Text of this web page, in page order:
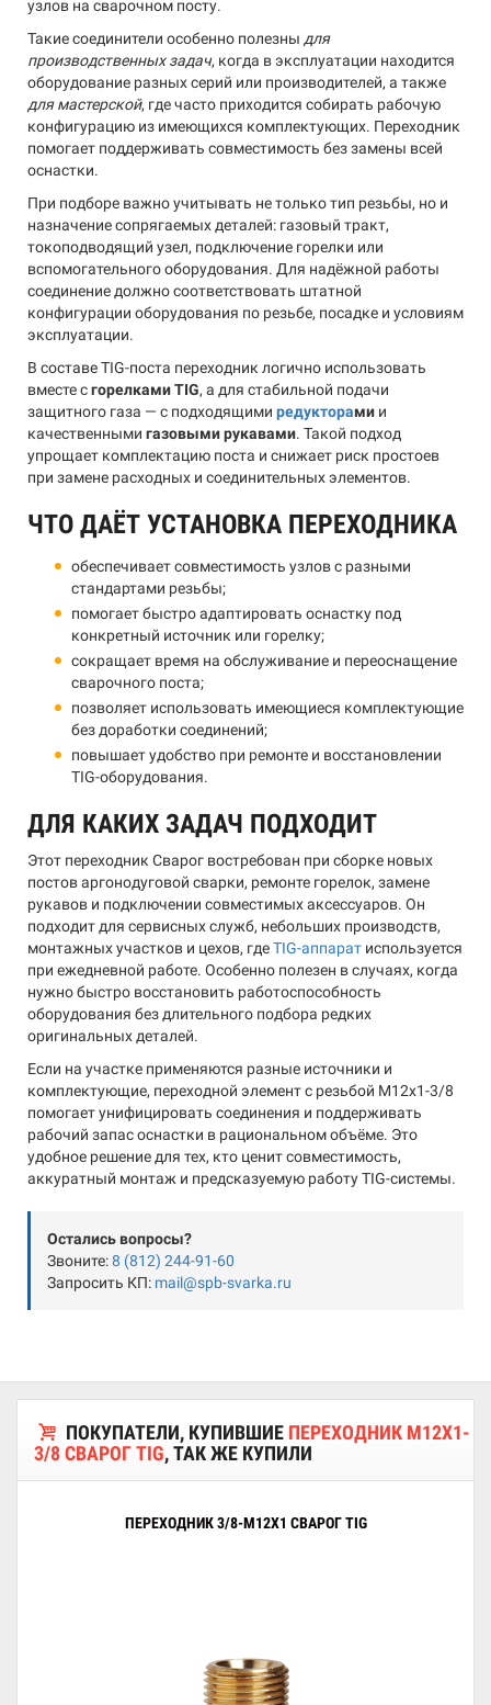
узлов на сварочном посту.
Такие соединители особенно полезны для
производственных задач, когда в эксплуатации находится
оборудование разных серий или производителей, а также
для мастерской, где часто приходится собирать рабочую
конфигурацию из имеющихся комплектующих. Переходник
помогает поддерживать совместимость без замены всей
оснастки.
При подборе важно учитывать не только тип резьбы, но и
назначение сопрягаемых деталей: газовый тракт,
токоподводящий узел, подключение горелки или
вспомогательного оборудования. Для надёжной работы
соединение должно соответствовать штатной
конфигурации оборудования по резьбе, посадке и условиям
эксплуатации.
В составе TIG-поста переходник логично использовать
вместе сгорелками TIG, а для стабильной подачи
защитного газа — с подходящими редукторами и
качественными газовыми рукавами. Такой подход
упрощает комплектацию поста и снижает риск простоев
при замене расходных и соединительных элементов.
ЧТО ДАЁТ УСТАНОВКА ПЕРЕХОДНИКА
обеспечивает совместимость узлов с разными
стандартами резьбы;
помогает быстро адаптировать оснастку под
конкретный источник или горелку;
сокращает время на обслуживание и переоснащение
сварочного поста;
позволяет использовать имеющиеся комплектующие
без доработки соединений;
повышает удобство при ремонте и восстановлении
TIG-оборудования.
ДЛЯ КАКИХ ЗАДАЧ ПОДХОДИТ
Этот переходник Сварог востребован при сборке новых
постов аргонодуговой сварки, ремонте горелок, замене
рукавов и подключении совместимых аксессуаров. Он
подходит для сервисных служб, небольших производств,
монтажных участков и цехов, гдеTIG-аппарат используется
при ежедневной работе. Особенно полезен в случаях, когда
нужно быстро восстановить работоспособность
оборудования без длительного подбора редких
оригинальных деталей.
Если на участке применяются разные источники и
комплектующие, переходной элемент с резьбой М12х1-3/8
помогает унифицировать соединения и поддерживать
рабочий запас оснастки в рациональном объёме. Это
удобное решение для тех, кто ценит совместимость,
аккуратный монтаж и предсказуемую работу TIG-системы.
Остались вопросы?
Звоните:8 (812) 244-91-60
Запросить КП: mail@spb-svarka.ru
ПОКУПАТЕЛИ, КУПИВШИЕ ПЕРЕХОДНИК М12Х1-
3/8 СВАРОГ TIG, ТАК ЖЕ КУПИЛИ
ПЕРЕХОДНИК 3/8-М12Х1 СВАРОГ TIG